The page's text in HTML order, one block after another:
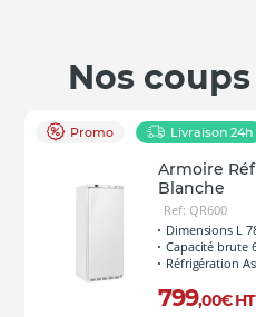
Nos
Promo Livraison 24h
Armoire
Blanche
Ref: QR600
Dimensions L
Capacité brute
Réfrigération
799,00€ HT